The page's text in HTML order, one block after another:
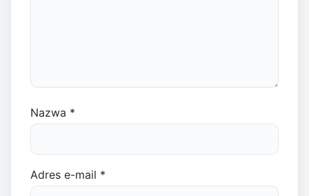
Nazwa *
Adres e-mail *